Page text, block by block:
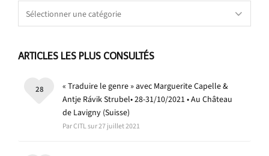
ARTICLES LES PLUS CONSULTÉS
« Traduire le genre » avec Marguerite Capelle &
Antje Rávik Strubel• 28-31/10/2021 • Au Château
de Lavigny (Suisse)
Par CITL sur 27 juillet 2021
28